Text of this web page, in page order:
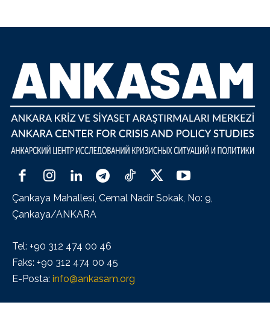
Çankaya Mahallesi, Cemal Nadir Sokak, No: 9,
Çankaya/ANKARA
Tel: +90 312 474 00 46
Faks: +90 312 474 00 45
E-Posta: info@ankasam.org